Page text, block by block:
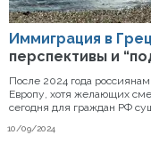
Иммиграция в
перспективы и
10/09/2024
После 2024 года
Европу, хотя желающих
сегодня для граждан РФ